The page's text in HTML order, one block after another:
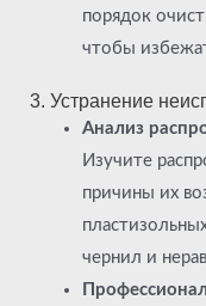
порядок
чтобы
3. Устранение
Анализ
Изучите
причины их
чернил и